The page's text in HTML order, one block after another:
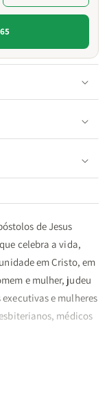
de Jesus
celebra a vida,
em Cristo, em
e mulher, judeu
e mulheres
médicos
estejam, o
sem distinção, e a